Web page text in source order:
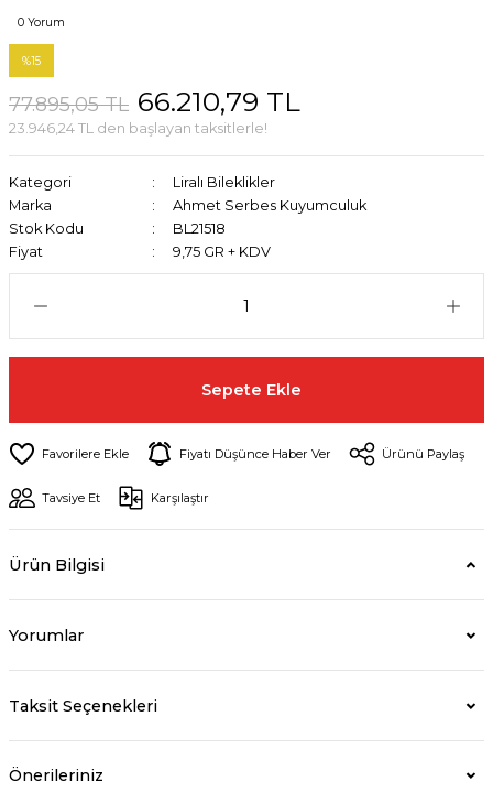
0 Yorum
%15
77.895,05 TL 66.210,79 TL
23.946,24 TL den başlayan taksitlerle!
Kategori
Liralı Bileklikler
Marka
Ahmet Serbes Kuyumculuk
Stok Kodu
BL21518
Fiyat
9,75 GR + KDV
Sepete Ekle
Fiyatı Düşünce Haber Ver Ürünü Paylaş
Tavsiye Et Karşılaştır
Ürün Bilgisi
Yorumlar
Taksit Seçenekleri
Önerileriniz